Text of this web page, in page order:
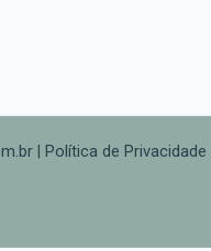
| Política de Privacidade